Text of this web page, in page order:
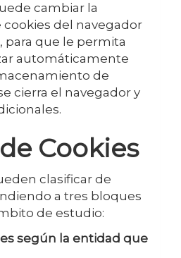
cambiar la
del navegador
para que le permita
automáticamente
de
cierra el navegador y
Cookies
clasificar de
a tres bloques
de estudio:
según la entidad que